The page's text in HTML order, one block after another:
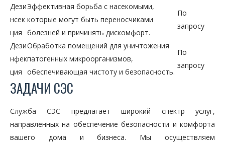
Дези
нсек
ция
Эффективная борьба с насекомыми,
которые могут быть переносчиками
болезней и причинять дискомфорт.
По
запросу
Дези
нфек
ция
Обработка помещений для уничтожения
патогенных микроорганизмов,
обеспечивающая чистоту и безопасность.
По
запросу
ЗАДАЧИ СЭС
Служба СЭС предлагает широкий спектр услуг,
направленных на обеспечение безопасности и комфорта
вашего дома и бизнеса. Мы осуществляем